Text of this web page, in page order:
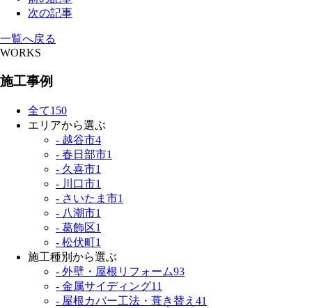
次の記事
一覧へ戻る
WORKS
施工事例
全て150
エリアから選ぶ
- 越谷市4
- 春日部市1
- 久喜市1
- 川口市1
- さいたま市1
- 八潮市1
- 葛飾区1
- 松伏町1
施工種別から選ぶ
- 外壁・屋根リフォーム93
- 金属サイディング11
- 屋根カバー工法・葺き替え 41